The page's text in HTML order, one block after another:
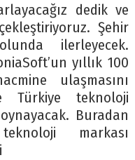
dedik ve
Şehir
ilerleyecek.
yıllık 100
ulaşmasını
Türkiye teknoloji
Buradan
markası